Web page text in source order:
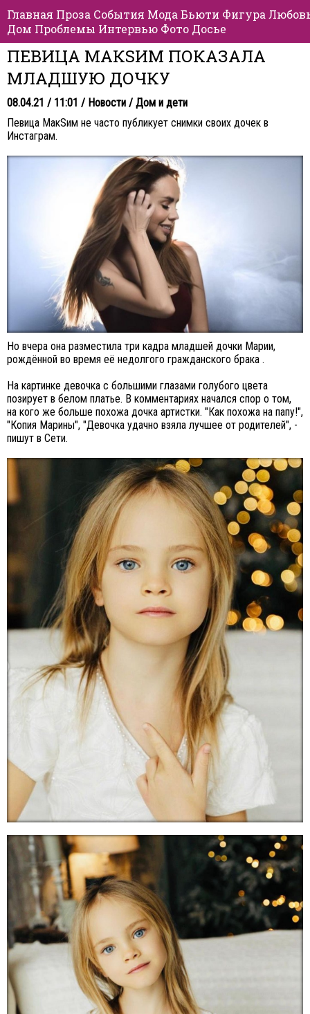
Главная Проза События Мода Бьюти Фигура
Дом Проблемы Интервью Фото Досье
ПЕВИЦА МАКSИМ ПОКАЗАЛА
МЛАДШУЮ ДОЧКУ
08.04.21 / 11:01 / Новости / Дом и дети
Певица МакSим не часто публикует снимки своих дочек в
Инстаграм.
Но вчера она разместила три кадра младшей дочки Марии,
рождённой во время её недолгого гражданского брака .
На картинке девочка с большими глазами голубого цвета
позирует в белом платье. В комментариях начался спор о том,
на кого же больше похожа дочка артистки. "Как похожа на папу!",
"Копия Марины", "Девочка удачно взяла лучшее от родителей", -
пишут в Сети.